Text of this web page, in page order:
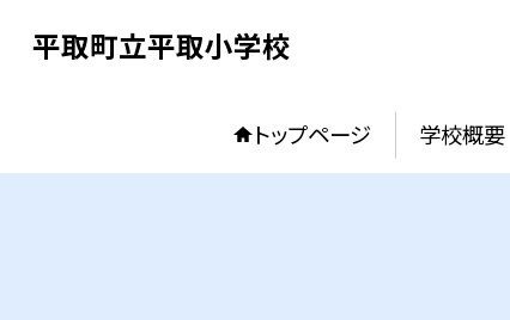
平取町立平取小学校
トップページ 学校概要